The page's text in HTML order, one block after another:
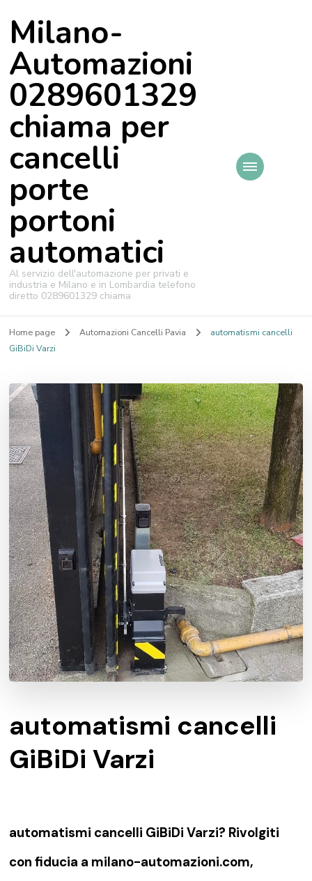
Milano-
Automazioni
0289601329
chiama per
cancelli
porte
portoni
automatici
Al servizio dell'automazione per privati e
industria e Milano e in Lombardia telefono
diretto 0289601329 chiama
Home page Automazioni Cancelli Pavia
automatismi cancelli
GiBiDi Varzi
automatismi cancelli
GiBiDi Varzi
automatismi cancelli GiBiDi Varzi? Rivolgiti
con fiducia a milano-automazioni.com,